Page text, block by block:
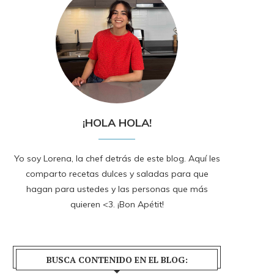
¡HOLA HOLA!
Yo soy Lorena, la chef detrás de este blog. Aquí les
comparto recetas dulces y saladas para que
hagan para ustedes y las personas que más
quieren <3. ¡Bon Apétit!
BUSCA CONTENIDO EN EL BLOG: